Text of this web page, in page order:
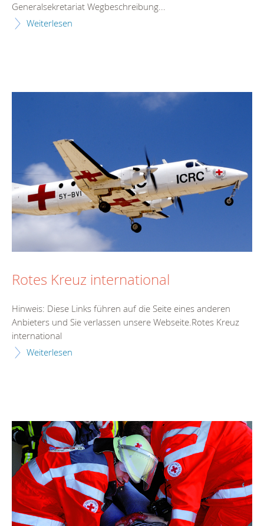
Generalsekretariat Wegbeschreibung...
Weiterlesen
Rotes Kreuz international
Hinweis: Diese Links führen auf die Seite eines anderen
Anbieters und Sie verlassen unsere Webseite.Rotes Kreuz
international
Weiterlesen